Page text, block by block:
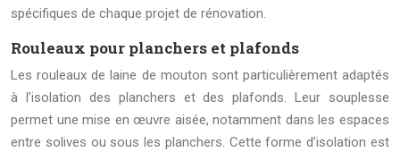
spécifiques de chaque projet de rénovation.
Rouleaux pour planchers et plafonds
Les rouleaux de laine de mouton sont particulièrement adaptés
à l’isolation des planchers et des plafonds. Leur souplesse
permet une mise en œuvre aisée, notamment dans les espaces
entre solives ou sous les planchers. Cette forme d’isolation est